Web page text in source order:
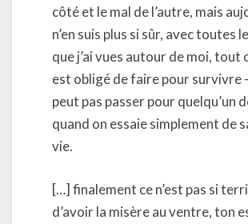
côté et le mal de l’autre, mais
n’en suis plus si sûr, avec toutes
que j’ai vues autour de moi, tout
est obligé de faire pour survivre
peut pas passer pour quelqu’un
quand on essaie simplement de
vie.
[…] finalement ce n’est pas si
d’avoir la misère au ventre, ton